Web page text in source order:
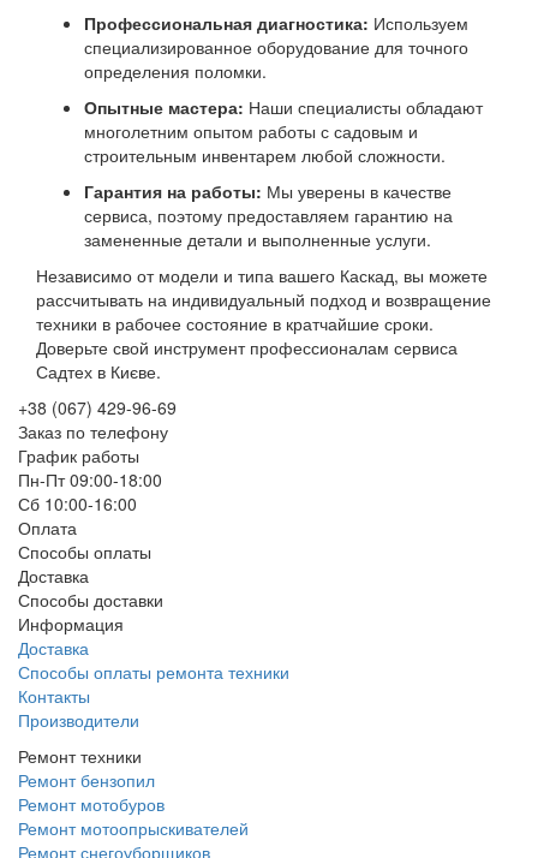
Профессиональная диагностика: Используем
специализированное оборудование для точного
определения поломки.
Опытные мастера: Наши специалисты обладают
многолетним опытом работы с садовым и
строительным инвентарем любой сложности.
Гарантия на работы: Мы уверены в качестве
сервиса, поэтому предоставляем гарантию на
замененные детали и выполненные услуги.
Независимо от модели и типа вашего Каскад, вы можете
рассчитывать на индивидуальный подход и возвращение
техники в рабочее состояние в кратчайшие сроки.
Доверьте свой инструмент профессионалам сервиса
Садтех в Києве.
+38 (067) 429-96-69
Заказ по телефону
График работы
Пн-Пт 09:00-18:00
Сб 10:00-16:00
Оплата
Способы оплаты
Доставка
Способы доставки
Информация
Доставка
Способы оплаты ремонта техники
Контакты
Производители
Ремонт техники
Ремонт бензопил
Ремонт мотобуров
Ремонт мотоопрыскивателей
Ремонт снегоуборщиков